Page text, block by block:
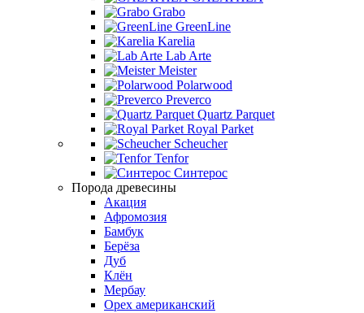
Grabo
GreenLine
Karelia
Lab Arte
Meister
Polarwood
Preverco
Quartz Parquet
Royal Parket
Scheucher
Tenfor
Синтерос
Порода древесины
Акация
Афромозия
Бамбук
Берёза
Дуб
Клён
Мербау
Орех американский